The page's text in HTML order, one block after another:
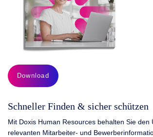
Download
Schneller Finden & sicher schützen
Mit Doxis Human Resources behalten Sie den
relevanten Mitarbeiter- und